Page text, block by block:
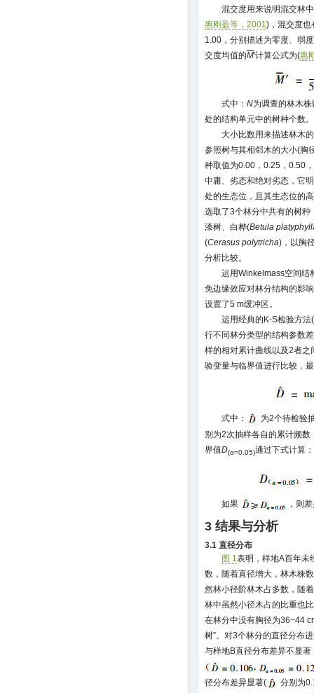
混交度用来说明混交林
惠刚盈等，2001 )，混交度
1.00，分别描述为零度、弱
交度均值的M′计算公式为(惠
式中： N为调查的林木株
处的结构单元中的树种个数。
大小比数用来描述林木
参照树与其相邻木的大小(胸
种取值为0.00，0.25，0.50
中庸、劣态和绝对劣态，它
处的生态位，且其生态位的
选取了3个林分中共有的树
漆树、白桦(Betula
(Cerasus polytricha)，以胸
分析比较。
运用Winkelmass空间结
免边缘效应对林分结构的影
设置了5 m缓冲区。
运用经典的K-S检验方法(
行不同林分类型的结构参数
样的相对累计曲线以及2者
验变量与临界值进行比较，
式中：
为2个待检验
别为2次抽样各自的累计频数
界值D(α=0.05)通过下式计算：
如果 ，则
3 结果与分析
3.1 直径分布
图 1 表明，样地A百年未
数，随着直径增大，林木株
然林小径阶林木占多数，随
林中虽然小径木占的比重也
在林分中没有胸径为36~44
树”。对3个林分的直径分布
与样地B直径分布差异不显著
径分布差异显著(
分别为